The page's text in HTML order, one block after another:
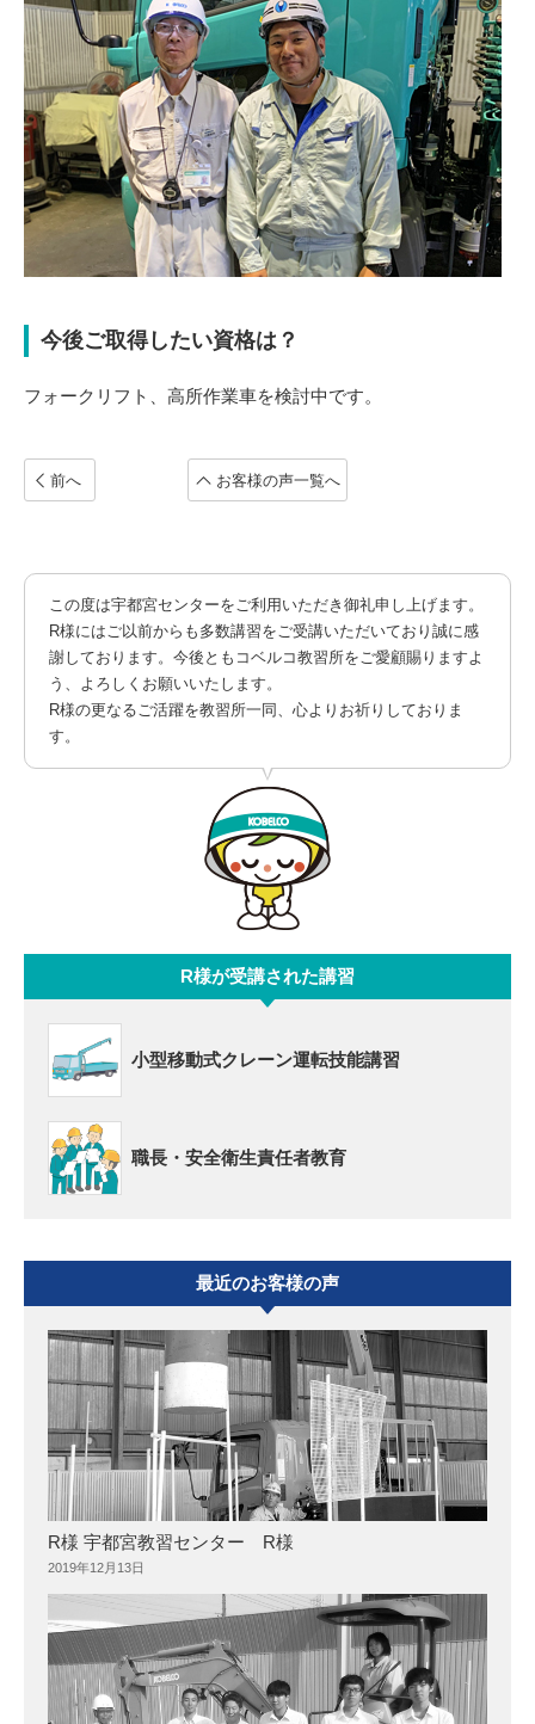
今後ご取得したい資格は？
フォークリフト、高所作業車を検討中です。
前へ お客様の声一覧へ
この度は宇都宮センターをご利用いただき御礼申し上げます。
R様にはご以前からも多数講習をご受講いただいており誠に感
謝しております。今後ともコベルコ教習所をご愛顧賜りますよ
う、よろしくお願いいたします。
R様の更なるご活躍を教習所一同、心よりお祈りしておりま
す。
R様が受講された講習
小型移動式クレーン運転技能講習
職長・安全衛生責任者教育
最近のお客様の声
R様 宇都宮教習センター R様
2019年12月13日